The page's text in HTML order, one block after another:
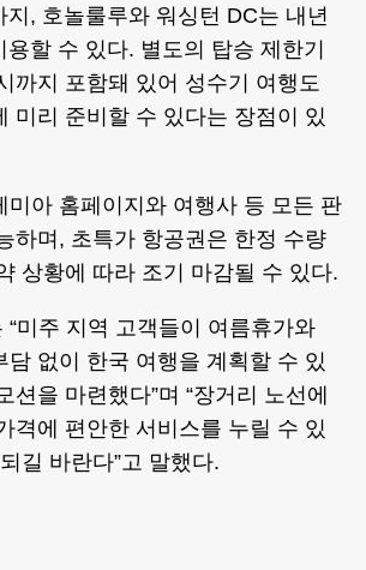
지, 호놀룰루와 워싱턴 DC는 내년
할 수 있다. 별도의 탑승 제한기
까지 포함돼 있어 성수기 여행도
미리 준비할 수 있다는 장점이 있
미아 홈페이지와 여행사 등 모든 판
하며, 초특가 항공권은 한정 수량
상황에 따라 조기 마감될 수 있다.
“미주 지역 고객들이 여름휴가와
담 없이 한국 여행을 계획할 수 있
션을 마련했다”며 “장거리 노선에
격에 편안한 서비스를 누릴 수 있
길 바란다”고 말했다.